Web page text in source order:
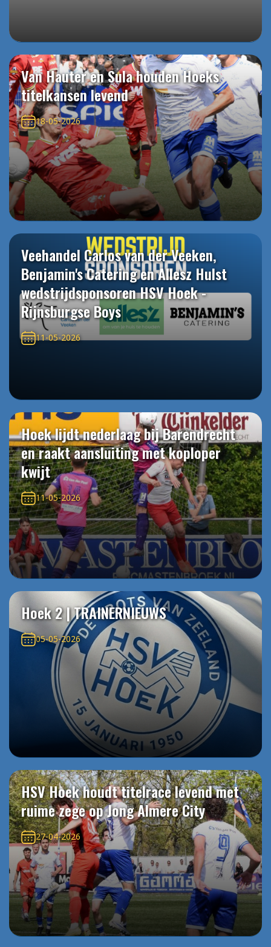
Van Hauter en Sula houden Hoeks
titelkansen levend
18-05-2026
Veehandel Carlos van der Veeken,
Benjamin's Catering en Allesz Hulst
wedstrijdsponsoren HSV Hoek -
Rijnsburgse Boys
11-05-2026
Hoek lijdt nederlaag bij Barendrecht
en raakt aansluiting met koploper
kwijt
11-05-2026
Hoek 2 | TRAINERNIEUWS
05-05-2026
HSV Hoek houdt titelrace levend met
ruime zege op Jong Almere City
27-04-2026